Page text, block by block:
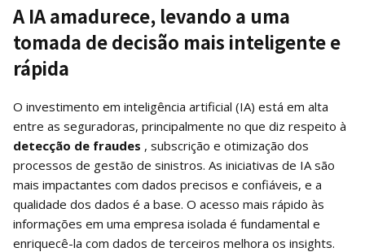
A IA amadurece, levando a uma
tomada de decisão mais inteligente e
rápida
O investimento em inteligência artificial (IA) está em alta
entre as seguradoras, principalmente no que diz respeito à
detecção de fraudes , subscrição e otimização dos
processos de gestão de sinistros. As iniciativas de IA são
mais impactantes com dados precisos e confiáveis, e a
qualidade dos dados é a base. O acesso mais rápido às
informações em uma empresa isolada é fundamental e
enriquecê-la com dados de terceiros melhora os insights.